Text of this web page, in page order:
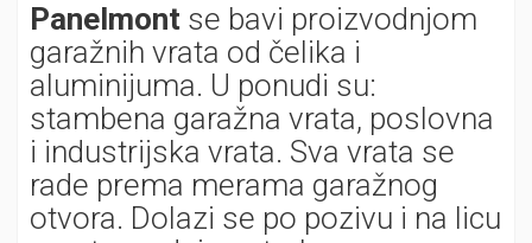
Panelmont se bavi proizvodnjom
garažnih vrata od čelika i
aluminijuma. U ponudi su:
stambena garažna vrata, poslovna
i industrijska vrata. Sva vrata se
rade prema merama garažnog
otvora. Dolazi se po pozivu i na licu